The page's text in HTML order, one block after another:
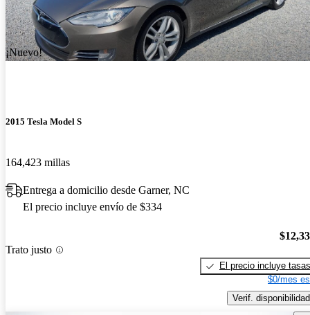
¡Nuevo!
2015 Tesla Model S
164,423 millas
Entrega a domicilio desde Garner, NC
El precio incluye envío de $334
Trato justo
El precio incluye tasas
$0/mes
Verif. disponibilidad